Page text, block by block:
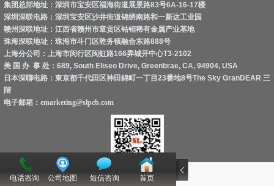
集团总部地址：深圳市宝安区福海街道展景路83号6A-16-17楼
深圳深联电路：深圳宝安区沙井街道锦绣南路和一新达工业园
赣州深联地址：江西省赣州市章贡区钴钼稀有金属产业基地
珠海深联地址：珠海市斗门区乾务镇融合东路888号
上海分公司：上海市闵行区闽虹路166弄城开中心T3-2102
美 国 办 事 处：689, South Eliseo Drive, Greenbrae, CA, 94904, USA
日本深聯电路：東京都千代田区神田錦町一丁目23番地8号The Sky GranDEAR 三
階
电子邮箱： emarketing@slpcb.com
立即扫描！
电话咨询 公司地图 短信咨询 首页